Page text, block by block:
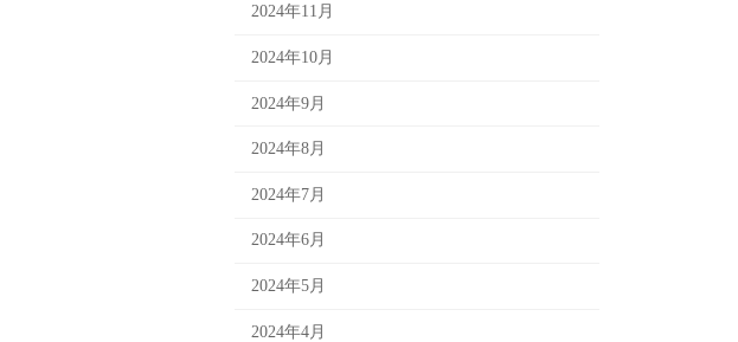
2024年11月
2024年10月
2024年9月
2024年8月
2024年7月
2024年6月
2024年5月
2024年4月